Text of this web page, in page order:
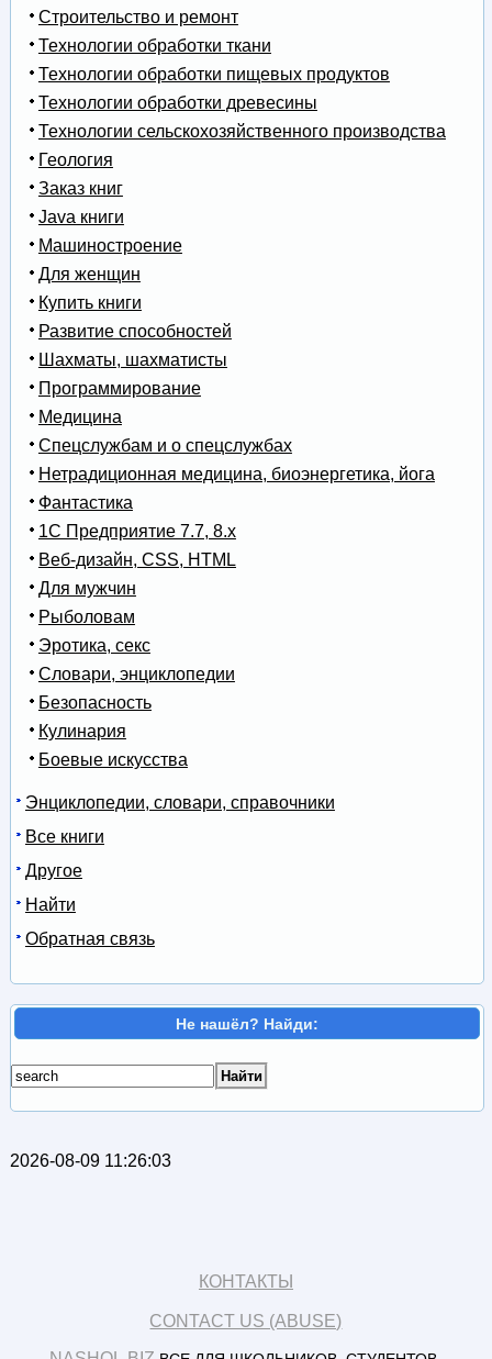
Строительство и ремонт
Технологии обработки ткани
Технологии обработки пищевых продуктов
Технологии обработки древесины
Технологии сельскохозяйственного производства
Геология
Заказ книг
Java книги
Машиностроение
Для женщин
Купить книги
Развитие способностей
Шахматы, шахматисты
Программирование
Медицина
Спецслужбам и о спецслужбах
Нетрадиционная медицина, биоэнергетика, йога
Фантастика
1С Предприятие 7.7, 8.x
Веб-дизайн, CSS, HTML
Для мужчин
Рыболовам
Эротика, секс
Словари, энциклопедии
Безопасность
Кулинария
Боевые искусства
Энциклопедии, словари, справочники
Все книги
Другое
Найти
Обратная связь
Не нашёл? Найди:
2026-08-09 11:26:03
КОНТАКТЫ
CONTACT US (ABUSE)